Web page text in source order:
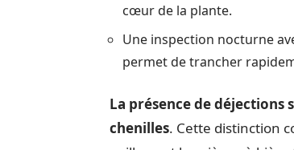
cœur de la plante.
Une inspection nocturne
permet de trancher
La présence de déjections
chenilles. Cette distinction